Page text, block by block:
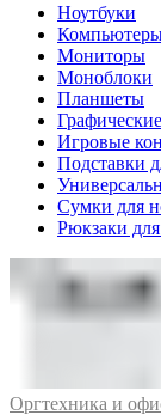
Ноутбуки
Мониторы
Моноблоки
Планшеты
Игровые
Подставки
Сумки для
Рюкзаки
Оргтехника и